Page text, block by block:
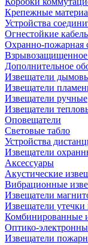
Крепежные
Устройства
Огнестойкие
Охранно-пожарная
Взрывозащищенное
Дополнительное
Извещатели
Извещатели
Извещатели ручные
Извещатели
Оповещатели
Световые табло
Устройства
Извещатели
Аксессуары
Акустические
Вибрационные
Извещатели
Извещатели
Комбинированные
Оптико-
Извещатели